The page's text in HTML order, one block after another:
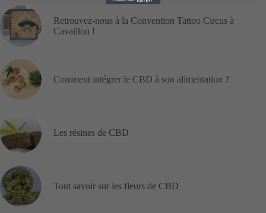
Retrouvez-nous à la Convention Tattoo Circus à
Cavaillon !
Comment intégrer le CBD à son alimentation ?
Les résines de CBD
Tout savoir sur les fleurs de CBD